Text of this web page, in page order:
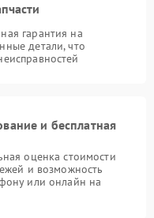
гарантия на
детали, что
и бесплатная
оценка стоимости
и возможность
или онлайн на